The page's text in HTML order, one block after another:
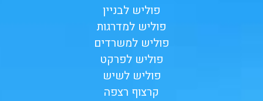
פוליש לבניין
פוליש למדרגות
פוליש למשרדים
פוליש לפרקט
פוליש לשיש
קרצוף רצפה